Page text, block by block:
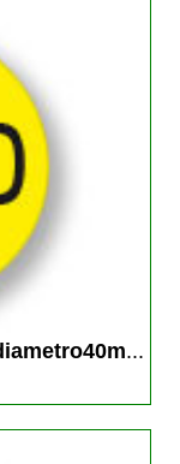
...